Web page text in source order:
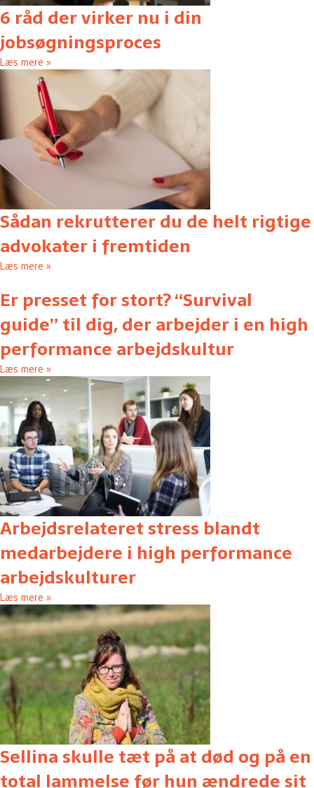
6 råd der virker nu i din
jobsøgningsproces
Læs mere »
Sådan rekrutterer du de helt rigtige
advokater i fremtiden
Læs mere »
Er presset for stort? “Survival
guide” til dig, der arbejder i en high
performance arbejdskultur
Læs mere »
Arbejdsrelateret stress blandt
medarbejdere i high performance
arbejdskulturer
Læs mere »
Sellina skulle tæt på at død og på en
total lammelse før hun ændrede sit